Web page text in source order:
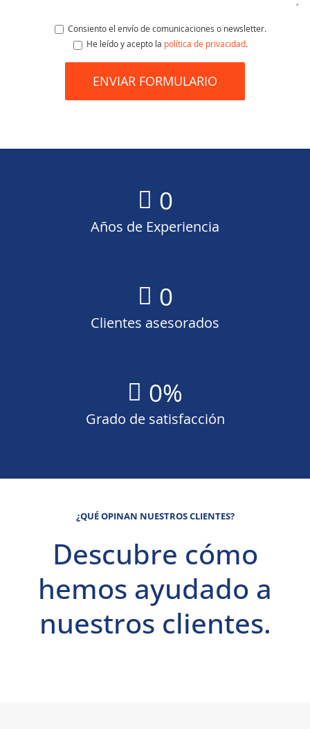
Consiento el envío de comunicaciones o newsletter.
He leído y acepto la política de privacidad.
0
Años de Experiencia
0
Clientes asesorados
0%
Grado de satisfacción
¿QUÉ OPINAN NUESTROS CLIENTES?
Descubre cómo
hemos ayudado a
nuestros clientes.